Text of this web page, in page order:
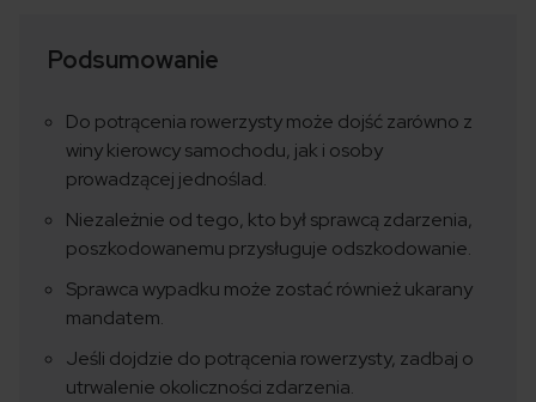
Podsumowanie
Do potrącenia rowerzysty może dojść zarówno z
winy kierowcy samochodu, jak i osoby
prowadzącej jednoślad.
Niezależnie od tego, kto był sprawcą zdarzenia,
poszkodowanemu przysługuje odszkodowanie.
Sprawca wypadku może zostać również ukarany
mandatem.
Jeśli dojdzie do potrącenia rowerzysty, zadbaj o
utrwalenie okoliczności zdarzenia.